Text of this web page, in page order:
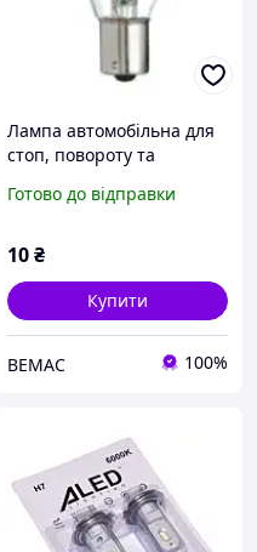
Лампа автомобільна для
стоп, повороту та
General Electric 1057PBF
Готово до відправки
10₴
Купити
ВЕМАС 100%